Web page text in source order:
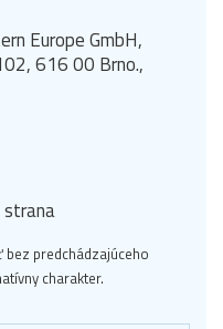
Europe GmbH,
616 00 Brno.,
bez predchádzajúceho
charakter.